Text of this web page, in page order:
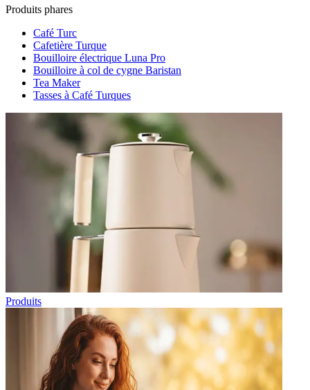
Produits phares
Café Turc
Cafetière Turque
Bouilloire électrique Luna Pro
Bouilloire à col de cygne Baristan
Tea Maker
Tasses à Café Turques
Produits